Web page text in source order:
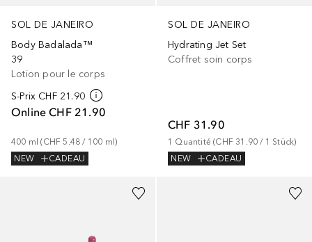
SOL DE JANEIRO
Body Badalada™
39
Lotion pour le corps
S-Prix CHF 21.90
Online CHF 21.90
400 ml (CHF 5.48 / 100 ml)
NEW
CADEAU
SOL DE JANEIRO
Hydrating Jet Set
Coffret soin corps
CHF 31.90
1 Quantité (CHF 31.90 / 1 Stück)
NEW
CADEAU
+ 2